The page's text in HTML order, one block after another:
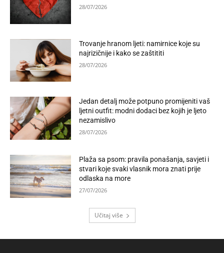
28/07/2026
Trovanje hranom ljeti: namirnice koje su
najrizičnije i kako se zaštititi
28/07/2026
Jedan detalj može potpuno promijeniti vaš
ljetni outfit: modni dodaci bez kojih je ljeto
nezamislivo
28/07/2026
Plaža sa psom: pravila ponašanja, savjeti i
stvari koje svaki vlasnik mora znati prije
odlaska na more
27/07/2026
Učitaj više